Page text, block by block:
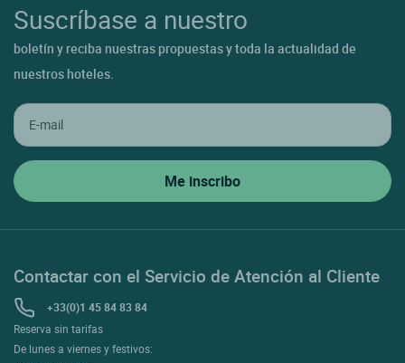
Suscríbase a nuestro
boletín y reciba nuestras propuestas y toda la actualidad de
nuestros hoteles.
Contactar con el Servicio de Atención al Cliente
+33(0)1 45 84 83 84
Reserva sin tarifas
De lunes a viernes y festivos: